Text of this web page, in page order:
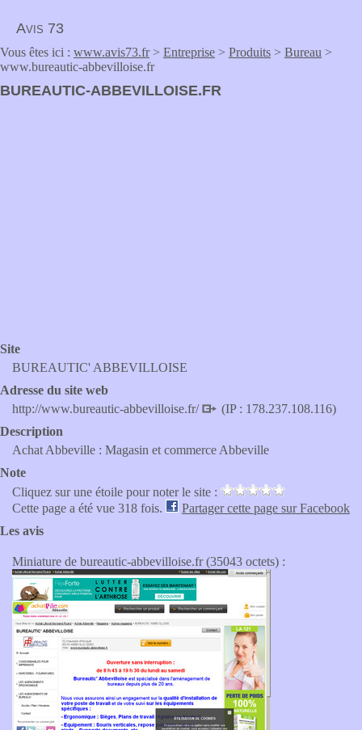
Avis 73
Vous êtes ici : www.avis73.fr> Entreprise > Produits > Bureau >
www.bureautic-abbevilloise.fr
BUREAUTIC-ABBEVILLOISE.FR
Site
BUREAUTIC' ABBEVILLOISE
Adresse du site web
http://www.bureautic-abbevilloise.fr/
(IP : 178.237.108.116)
Description
Achat Abbeville : Magasin et commerce Abbeville
Note
Cliquez sur une étoile pour noter le site :
Cette page a été vue 318 fois.
Partager cette page sur Facebook
Les avis
Miniature de bureautic-abbevilloise.fr (35043 octets) :